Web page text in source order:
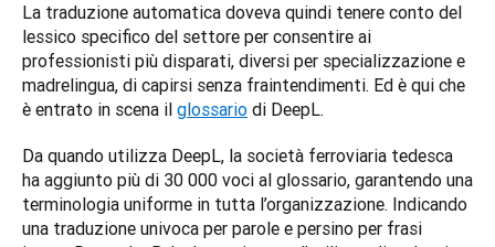
La traduzione automatica doveva quindi tenere conto del
lessico specifico del settore per consentire ai
professionisti più disparati, diversi per specializzazione e
madrelingua, di capirsi senza fraintendimenti. Ed è qui che
è entrato in scena il glossario di DeepL.
Da quando utilizza DeepL, la società ferroviaria tedesca
ha aggiunto più di 30 000 voci al glossario, garantendo una
terminologia uniforme in tutta l’organizzazione. Indicando
una traduzione univoca per parole e persino per frasi